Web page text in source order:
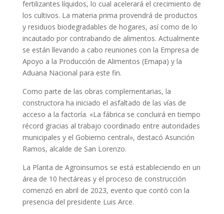
fertilizantes líquidos, lo cual acelerará el crecimiento de
los cultivos. La materia prima provendrá de productos
y residuos biodegradables de hogares, así como de lo
incautado por contrabando de alimentos. Actualmente
se están llevando a cabo reuniones con la Empresa de
Apoyo a la Producción de Alimentos (Emapa) y la
Aduana Nacional para este fin.
Como parte de las obras complementarias, la
constructora ha iniciado el asfaltado de las vías de
acceso a la factoría. «La fábrica se concluirá en tiempo
récord gracias al trabajo coordinado entre autoridades
municipales y el Gobierno central», destacó Asunción
Ramos, alcalde de San Lorenzo.
La Planta de Agroinsumos se está estableciendo en un
área de 10 hectáreas y el proceso de construcción
comenzó en abril de 2023, evento que contó con la
presencia del presidente Luis Arce.